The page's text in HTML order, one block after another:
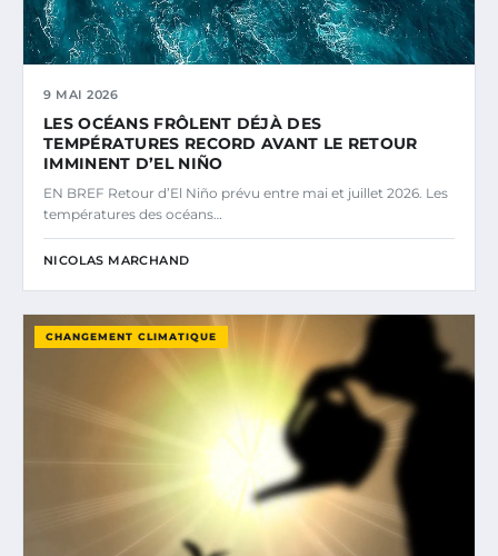
9 MAI 2026
LES OCÉANS FRÔLENT DÉJÀ DES
TEMPÉRATURES RECORD AVANT LE RETOUR
IMMINENT D’EL NIÑO
EN BREF Retour d’El Niño prévu entre mai et juillet 2026. Les
températures des océans…
NICOLAS MARCHAND
CHANGEMENT CLIMATIQUE